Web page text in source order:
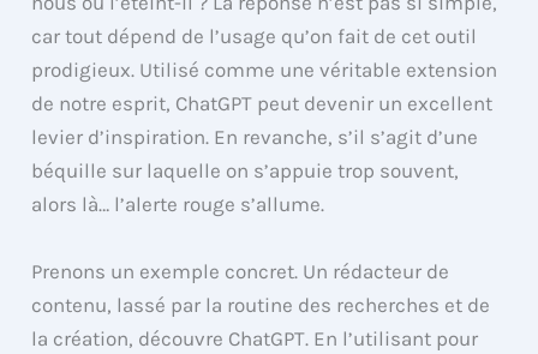
car tout dépend de l’usage qu’on fait de cet outil
prodigieux. Utilisé comme une véritable extension
de notre esprit, ChatGPT peut devenir un excellent
levier d’inspiration. En revanche, s’il s’agit d’une
béquille sur laquelle on s’appuie trop souvent,
alors là… l’alerte rouge s’allume.
Prenons un exemple concret. Un rédacteur de
contenu, lassé par la routine des recherches et de
la création, découvre ChatGPT. En l’utilisant pour